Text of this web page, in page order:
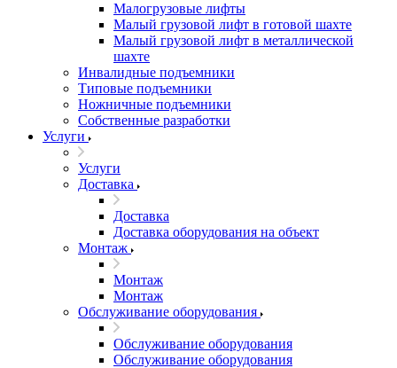
Малогрузовые лифты
Малый грузовой лифт в готовой шахте
Малый грузовой лифт в металлической
шахте
Инвалидные подъемники
Типовые подъемники
Ножничные подъемники
Собственные разработки
Услуги
Услуги
Доставка
Доставка
Доставка оборудования на объект
Монтаж
Монтаж
Монтаж
Обслуживание оборудования
Обслуживание оборудования
Обслуживание оборудования